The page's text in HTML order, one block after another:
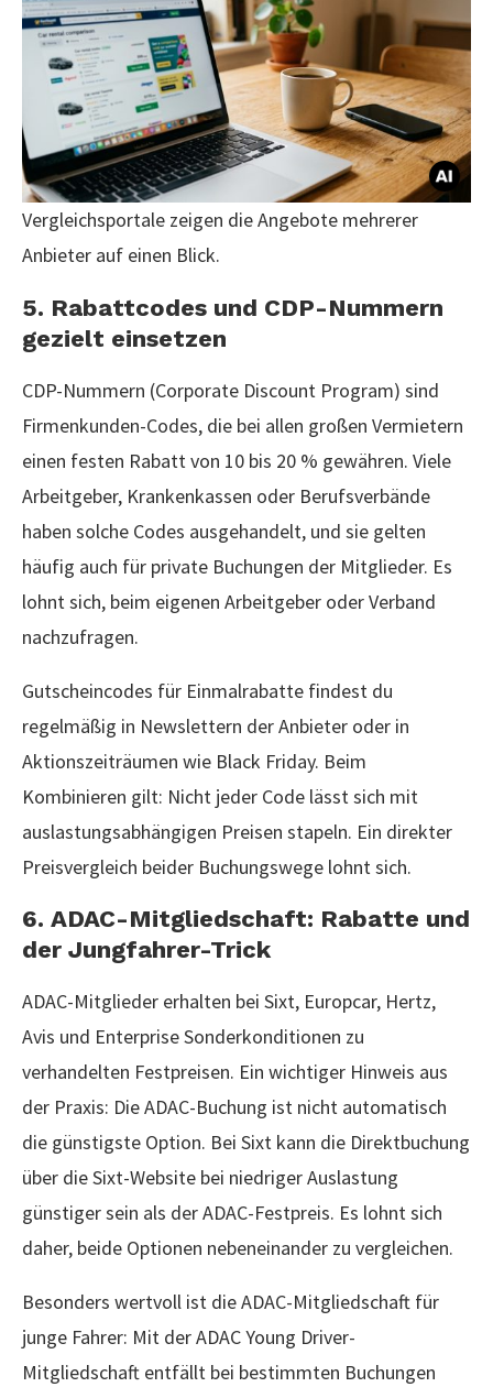
Vergleichsportale zeigen die Angebote mehrerer
Anbieter auf einen Blick.
5. Rabattcodes und CDP-Nummern
gezielt einsetzen
CDP-Nummern (Corporate Discount Program) sind
Firmenkunden-Codes, die bei allen großen Vermietern
einen festen Rabatt von 10 bis 20 % gewähren. Viele
Arbeitgeber, Krankenkassen oder Berufsverbände
haben solche Codes ausgehandelt, und sie gelten
häufig auch für private Buchungen der Mitglieder. Es
lohnt sich, beim eigenen Arbeitgeber oder Verband
nachzufragen.
Gutscheincodes für Einmalrabatte findest du
regelmäßig in Newslettern der Anbieter oder in
Aktionszeiträumen wie Black Friday. Beim
Kombinieren gilt: Nicht jeder Code lässt sich mit
auslastungsabhängigen Preisen stapeln. Ein direkter
Preisvergleich beider Buchungswege lohnt sich.
6. ADAC-Mitgliedschaft: Rabatte und
der Jungfahrer-Trick
ADAC-Mitglieder erhalten bei Sixt, Europcar, Hertz,
Avis und Enterprise Sonderkonditionen zu
verhandelten Festpreisen. Ein wichtiger Hinweis aus
der Praxis: Die ADAC-Buchung ist nicht automatisch
die günstigste Option. Bei Sixt kann die Direktbuchung
über die Sixt-Website bei niedriger Auslastung
günstiger sein als der ADAC-Festpreis. Es lohnt sich
daher, beide Optionen nebeneinander zu vergleichen.
Besonders wertvoll ist die ADAC-Mitgliedschaft für
junge Fahrer: Mit der ADAC Young Driver-
Mitgliedschaft entfällt bei bestimmten Buchungen